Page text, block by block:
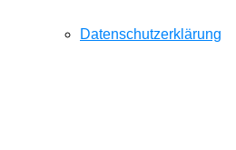
Datenschutzerklärung